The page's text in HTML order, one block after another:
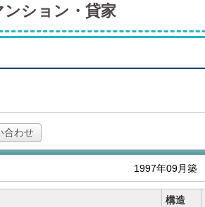
ンション・貸家
合わせ
1997年09月築
構造